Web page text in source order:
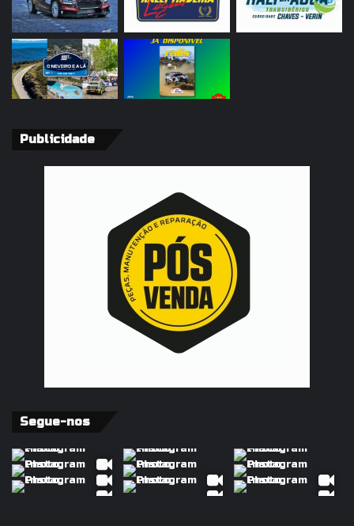
Publicidade
Segue-nos